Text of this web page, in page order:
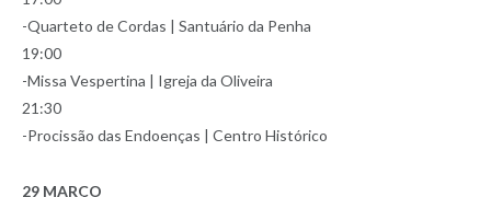
-Quarteto de Cordas | Santuário da Penha
19:00
-Missa Vespertina | Igreja da Oliveira
21:30
-Procissão das Endoenças | Centro Histórico
29 MARÇO